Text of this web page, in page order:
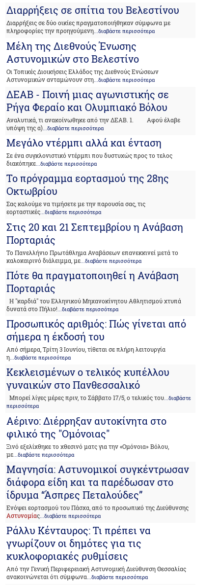
Διαρρήξεις σε σπίτια του Βελεστίνου
Διαρρήξεις σε δύο οικίες πραγματοποιήθηκαν σύμφωνα με
πληροφορίες την προηγούμενη...διαβάστε περισσότερα
Μέλη της Διεθνούς Ένωσης
Αστυνομικών στο Βελεστίνο
Οι Τοπικές Διοικήσεις Ελλάδος της Διεθνούς Ενώσεων
Αστυνομικών ανταμώνουν στη ...διαβάστε περισσότερα
ΔΕΑΒ - Ποινή μιας αγωνιστικής σε
Ρήγα Φεραίο και Ολυμπιακό Βόλου
Αναλυτικά, τι ανακοίνωθηκε από την ΔΕΑΒ. 1. Αφού έλαβε
υπόψη της α)...διαβάστε περισσότερα
Μεγάλο ντέρμπι αλλά και ένταση
Σε ένα συγκλονιστικό ντέρμπι που δυστυχώς προς το τελος
διακόπηκε...διαβάστε περισσότερα
Το πρόγραμμα εορτασμού της 28ης
Οκτωβρίου
Σας καλούμε να τιμήσετε με την παρουσία σας, τις
εορταστικές...διαβάστε περισσότερα
Στις 20 και 21 Σεπτεμβρίου η Ανάβαση
Πορταριάς
Το Πανελλήνιο Πρωτάθλημα Αναβάσεων επανεκκινεί μετά το
καλοκαιρινό διάλειμμα, με ...διαβάστε περισσότερα
Πότε θα πραγματοποιηθεί η Ανάβαση
Πορταριάς
Η "καρδιά" του Ελληνικού Μηχανοκίνητου Αθλητισμού χτυπά
δυνατά στο Πήλιο!...διαβάστε περισσότερα
Προσωπικός αριθμός: Πώς γίνεται από
σήμερα η έκδοσή του
Από σήμερα, Τρίτη 3 Ιουνίου, τίθεται σε πλήρη λειτουργία
η...διαβάστε περισσότερα
Κεκλεισμένων ο τελικός κυπέλλου
γυναικών στο Πανθεσσαλικό
Μπορεί λίγες μέρες πριν, το Σάββατο 17/5, ο τελικός του...διαβάστε
περισσότερα
Αέρινο: Διέρρηξαν αυτοκίνητα στο
φιλικό της "Ομόνοιας"
Ξινό εξελίχθηκε το χθεσινό ματς για την «Ομόνοια» Βόλου,
με ...διαβάστε περισσότερα
Μαγνησία: Αστυνομικοί συγκέντρωσαν
διάφορα είδη και τα παρέδωσαν στο
ίδρυμα “Άσπρες Πεταλούδες”
Ενόψει εορτασμού του Πάσχα, από το προσωπικό της Διεύθυνσης
Αστυνομίας...διαβάστε περισσότερα
Ράλλυ Κένταυρος: Τι πρέπει να
γνωρίζουν οι δημότες για τις
κυκλοφοριακές ρυθμίσεις
Από την Γενική Περιφερειακή Αστυνομική Διεύθυνση Θεσσαλίας
ανακοινώνεται ότι σύμφωνα...διαβάστε περισσότερα